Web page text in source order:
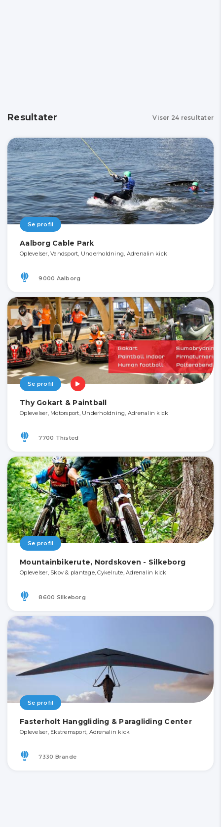
Resultater Viser 24 resultater
Se profil
Aalborg Cable Park
Oplevelser, Vandsport, Underholdning, Adrenalin kick
9000 Aalborg
Se profil
Thy Gokart & Paintball
Oplevelser, Motorsport, Underholdning, Adrenalin kick
7700 Thisted
Se profil
Mountainbikerute, Nordskoven - Silkeborg
Oplevelser, Skov & plantage, Cykelrute, Adrenalin kick
8600 Silkeborg
Se profil
Fasterholt Hanggliding & Paragliding Center
Oplevelser, Ekstremsport, Adrenalin kick
7330 Brande